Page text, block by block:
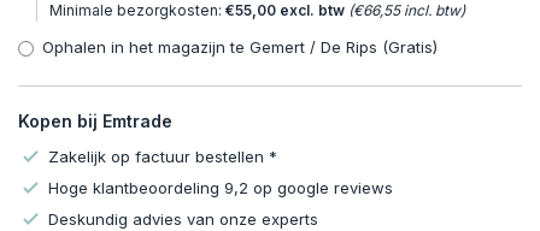
Minimale bezorgkosten: €55,00 excl. btw (€66,55 incl. btw)
Ophalen in het magazijn te Gemert / De Rips (Gratis)
Kopen bij Emtrade
Zakelijk op factuur bestellen *
Hoge klantbeoordeling 9,2 op google reviews
Deskundig advies van onze experts